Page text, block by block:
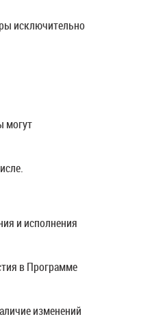
исключительно
могут
и исполнения
в Программе
изменений